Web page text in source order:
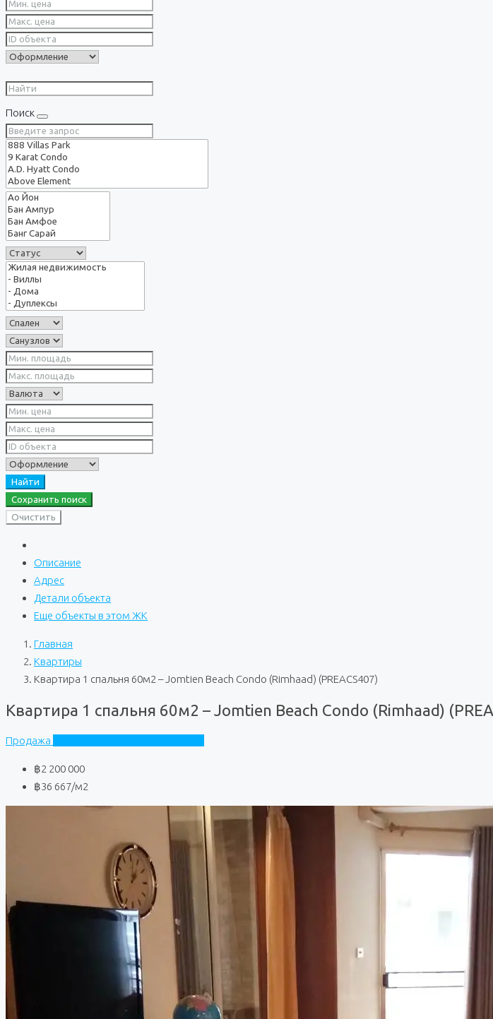
Поиск
Найти
Сохранить поиск
Очистить
Описание
Адрес
Детали объекта
Еще объекты в этом ЖК
Главная
Квартиры
Квартира 1 спальня 60м2 – Jomtien Beach Condo (Rimhaad) (PREACS407)
Квартира 1 спальня 60м2 – Jomtien Beach Condo (Rimhaad)
Продажа
฿2 200 000
฿36 667/м2